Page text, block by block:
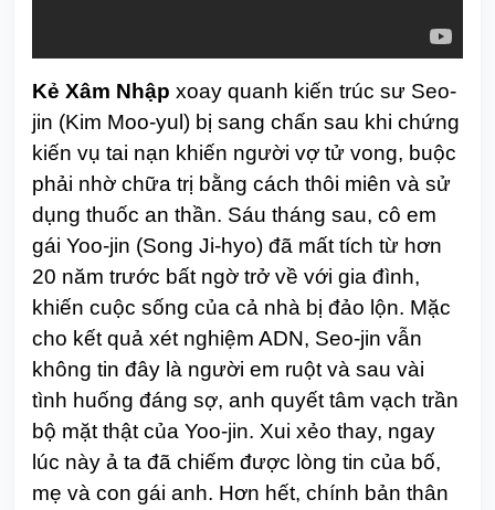
Kẻ Xâm Nhập xoay quanh kiến trúc sư Seo-
jin (Kim Moo-yul) bị sang chấn sau khi chứng
kiến vụ tai nạn khiến người vợ tử vong, buộc
phải nhờ chữa trị bằng cách thôi miên và sử
dụng thuốc an thần. Sáu tháng sau, cô em
gái Yoo-jin (Song Ji-hyo) đã mất tích từ hơn
20 năm trước bất ngờ trở về với gia đình,
khiến cuộc sống của cả nhà bị đảo lộn. Mặc
cho kết quả xét nghiệm ADN, Seo-jin vẫn
không tin đây là người em ruột và sau vài
tình huống đáng sợ, anh quyết tâm vạch trần
bộ mặt thật của Yoo-jin. Xui xẻo thay, ngay
lúc này ả ta đã chiếm được lòng tin của bố,
mẹ và con gái anh. Hơn hết, chính bản thân